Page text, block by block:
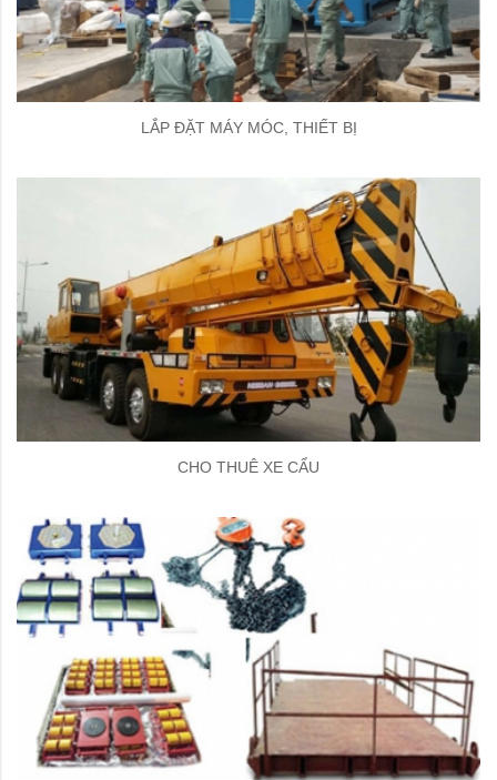
LẮP ĐẶT MÁY MÓC, THIẾT BỊ
CHO THUÊ XE CẨU